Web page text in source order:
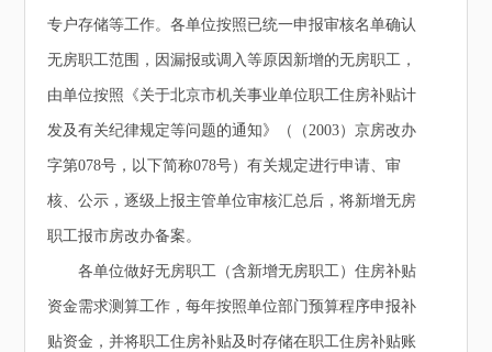
专户存储等工作。各单位按照已统一申报审核名单确认
无房职工范围，因漏报或调入等原因新增的无房职工，
由单位按照《关于北京市机关事业单位职工住房补贴计
发及有关纪律规定等问题的通知》（（2003）京房改办
字第078号，以下简称078号）有关规定进行申请、审
核、公示，逐级上报主管单位审核汇总后，将新增无房
职工报市房改办备案。
各单位做好无房职工（含新增无房职工）住房补贴
资金需求测算工作，每年按照单位部门预算程序申报补
贴资金，并将职工住房补贴及时存储在职工住房补贴账